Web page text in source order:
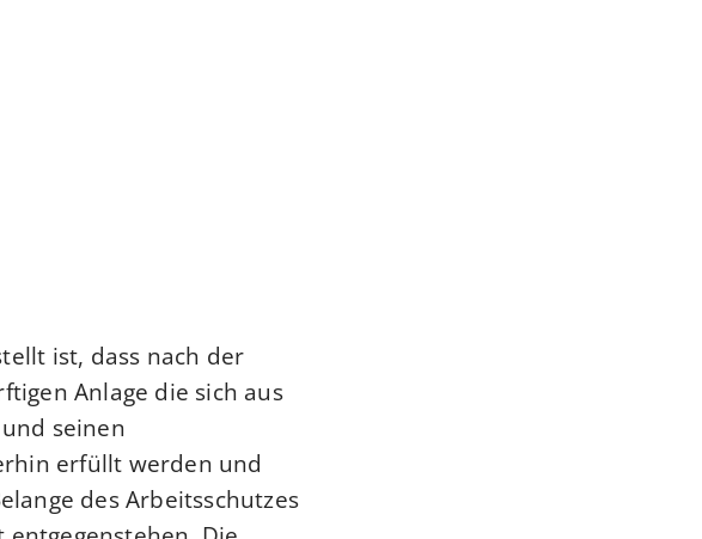
ist, dass nach der
Anlage die sich aus
seinen
erfüllt werden und
des Arbeitsschutzes